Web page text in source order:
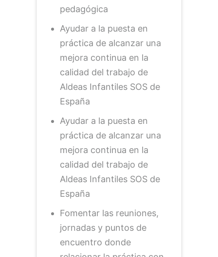
pedagógica
Ayudar a la puesta en
práctica de alcanzar una
mejora continua en la
calidad del trabajo de
Aldeas Infantiles SOS de
España
Ayudar a la puesta en
práctica de alcanzar una
mejora continua en la
calidad del trabajo de
Aldeas Infantiles SOS de
España
Fomentar las reuniones,
jornadas y puntos de
encuentro donde